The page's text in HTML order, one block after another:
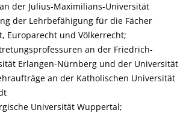
der Julius-Maximilians-Universität
der Lehrbefähigung für die Fächer
Europarecht und Völkerrecht;
an der Friedrich-
Erlangen-Nürnberg und der Universität
an der Katholischen Universität
Universität Wuppertal;